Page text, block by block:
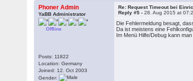
Phoner Admin
YaBB Administrator
Offline
Posts: 11822
Location: Germany
Joined: 12. Oct 2003
Gender:
Re: Request Timeout bei
Reply #5 -28. Aug 2015 at
Die Fehlermeldung besagt,
Da ist meistens eine
Im Menü Hilfe/Debug kann